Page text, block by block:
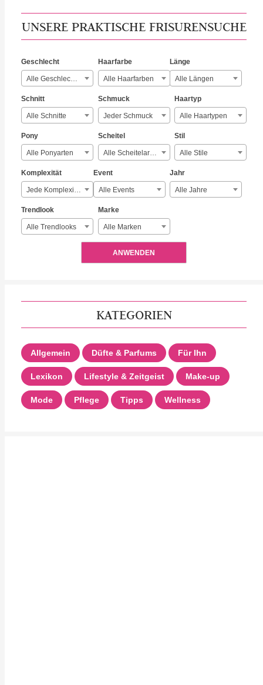
UNSERE PRAKTISCHE FRISURENSUCHE
Geschlecht
Alle Geschlechter
Haarfarbe
Alle Haarfarben
Länge
Alle Längen
Schnitt
Alle Schnitte
Schmuck
Jeder Schmuck
Haartyp
Alle Haartypen
Pony
Alle Ponyarten
Scheitel
Alle Scheitelarten
Stil
Alle Stile
Komplexität
Jede Komplexität
Event
Alle Events
Jahr
Alle Jahre
Trendlook
Alle Trendlooks
Marke
Alle Marken
ANWENDEN
KATEGORIEN
Allgemein Düfte & Parfums Für Ihn
Lexikon Lifestyle & Zeitgeist Make-up
Mode Pflege Tipps Wellness